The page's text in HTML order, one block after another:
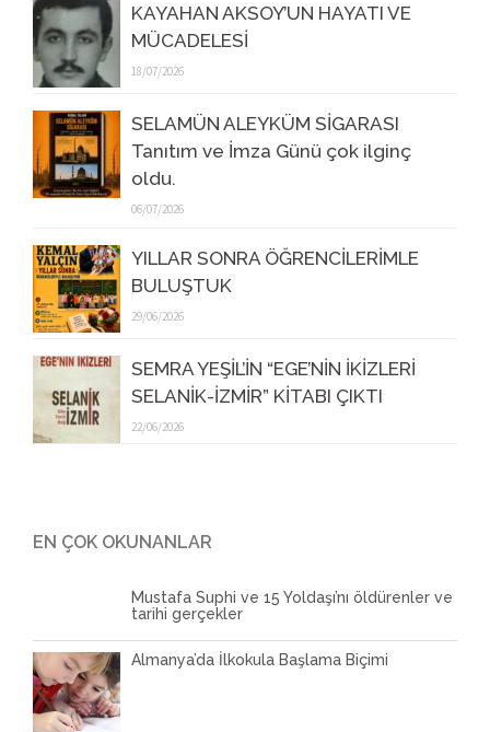
KAYAHAN AKSOY’UN HAYATI VE
MÜCADELESİ
18/07/2026
SELAMÜN ALEYKÜM SİGARASI
Tanıtım ve İmza Günü çok ilginç
oldu.
06/07/2026
YILLAR SONRA ÖĞRENCİLERİMLE
BULUŞTUK
29/06/2026
SEMRA YEŞİL’İN “EGE’NİN İKİZLERİ
SELANİK-İZMİR” KİTABI ÇIKTI
22/06/2026
EN ÇOK OKUNANLAR
Mustafa Suphi ve 15 Yoldaşı’nı öldürenler ve
tarihi gerçekler
Almanya’da İlkokula Başlama Biçimi